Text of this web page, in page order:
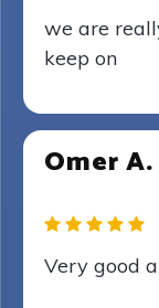
we are
keep on
Omer A.
Very good